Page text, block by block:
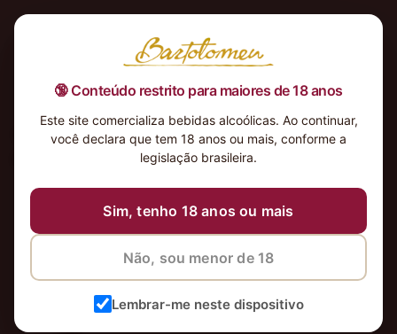
🔞 Conteúdo restrito para maiores de 18 anos
Este site comercializa bebidas alcoólicas. Ao continuar,
você declara que tem 18 anos ou mais, conforme a
legislação brasileira.
Sim, tenho 18 anos ou mais
Não, sou menor de 18
Lembrar-me neste dispositivo
Cousiño-Macul-Antiguas-
Reserva-2011300×400